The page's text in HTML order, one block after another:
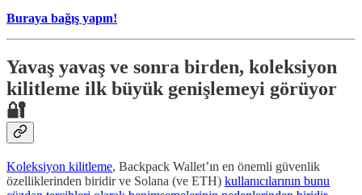
Buraya bağış yapın!
Yavaş yavaş ve sonra birden, koleksiyon
kilitleme ilk büyük genişlemeyi görüyor
🔐
Koleksiyon kilitleme, Backpack Wallet’ın en önemli güvenlik
özelliklerinden biridir ve Solana (ve ETH) kullanıcılarının bunu